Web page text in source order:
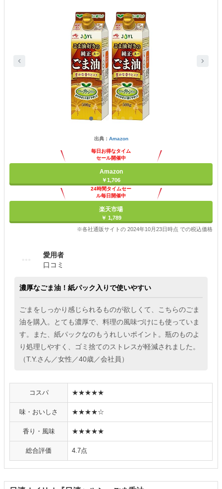
出典： Amazon
毎日お得なタイム
セール開催中
Amazon
￥1,706
24時間タイムセー
ル毎日開催中
楽天市場
￥ 1,789
※各社通販サイトの 2024年10月23日時点 での税込価格
愛用者
口コミ
濃厚なごま油！紙パック入りで使いやすい
ごまをしっかり感じられるものが欲しくて、こちらのごま
油を購入。とても濃厚で、料理の風味づけにも使っていま
す。また、紙パックなのもうれしいポイント。瓶のものよ
り処理しやすく、ゴミ捨てのストレスが軽減されました。
（T.Y.さん／女性／40歳／会社員）
コスパ ★★★★★
味・おいしさ ★★★★☆
香り・風味 ★★★★★
総合評価 4.7点